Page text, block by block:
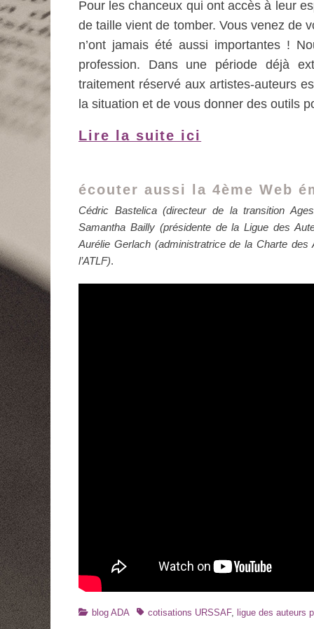
Pour les chanceux qui ont accès à leur
de taille vient de tomber. Vous venez de
n’ont jamais été aussi importantes !
profession. Dans une période déjà
traitement réservé aux artistes-auteurs
la situation et de vous donner des outils
Lire la suite ici
écouter aussi la 4ème Web
Cédric Bastelica (directeur de la transition
Samantha Bailly (présidente de la Ligue des
Aurélie Gerlach (administratrice de la Charte
l’ATLF).
Catégories
blog ADA Tagscotisations URSSAF, ligue des auteurs